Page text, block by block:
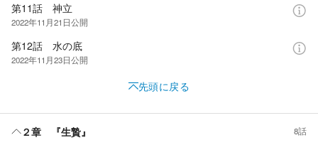
第11話 神立
2022年11月21日公開
第12話 水の底
2022年11月23日公開
先頭に戻る
２章 『生贄』 8話